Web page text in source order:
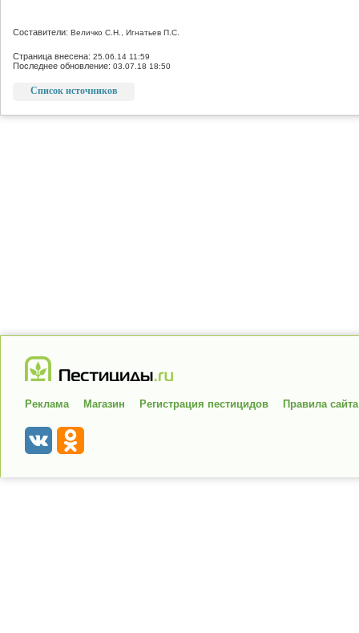
Составители: Величко С.Н., Игнатьев П.С.
Страница внесена: 25.06.14 11:59
Последнее обновление: 03.07.18 18:50
Список источников
Реклама Магазин Регистрация пестицидов Правила сайта